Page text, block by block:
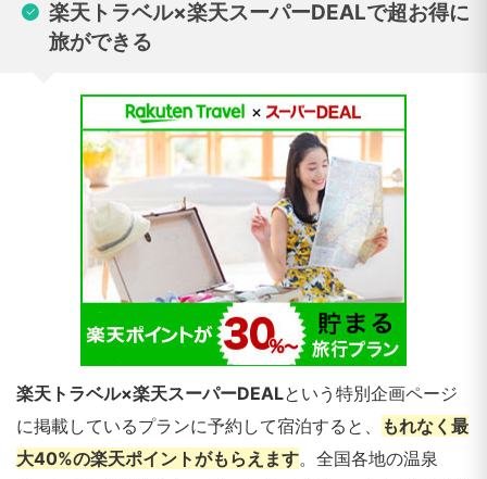
楽天トラベル×楽天スーパーDEALで超お得に
旅ができる
楽天トラベル×楽天スーパーDEALという特別企画ページ
に掲載しているプランに予約して宿泊すると、
もれなく最
大40%の楽天ポイントがもらえます。全国各地の温泉